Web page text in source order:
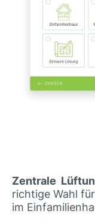
Zentrale
richtige Wahl
im